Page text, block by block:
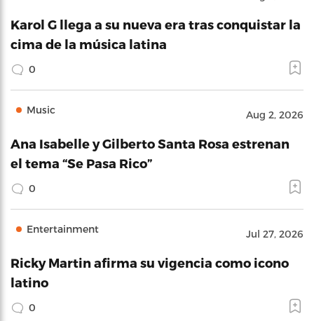
Karol G llega a su nueva era tras conquistar la
cima de la música latina
0
Music Aug 2, 2026
Ana Isabelle y Gilberto Santa Rosa estrenan
el tema “Se Pasa Rico”
0
Entertainment Jul 27, 2026
Ricky Martin afirma su vigencia como icono
latino
0